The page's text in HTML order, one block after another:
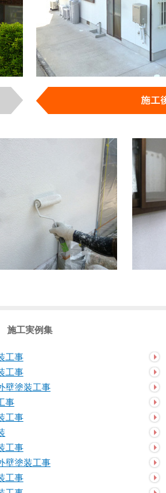
施工実例集
工事
工事
壁塗装工事
事
工事
工事
塗装工事
工事